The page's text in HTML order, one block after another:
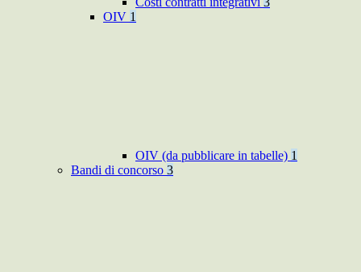
OIV 1
OIV (da pubblicare in tabelle) 1
Bandi di concorso 3